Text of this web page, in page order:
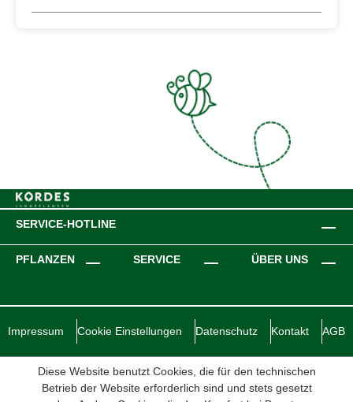
SERVICE-HOTLINE
PFLANZEN SERVICE ÜBER UNS
Impressum Cookie Einstellungen Datenschutz Kontakt AGB
Diese Website benutzt Cookies, die für den technischen
Betrieb der Website erforderlich sind und stets gesetzt